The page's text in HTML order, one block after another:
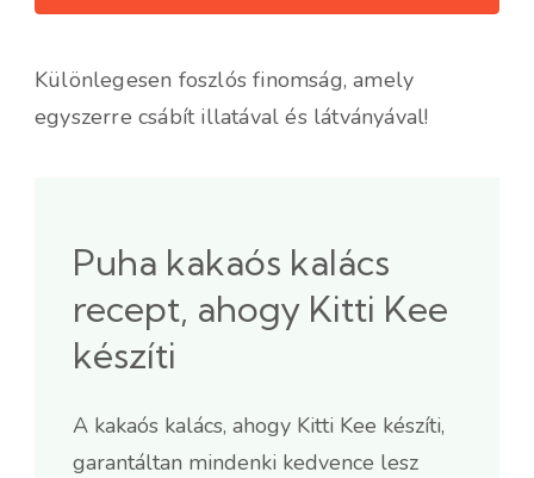
Különlegesen foszlós finomság, amely
egyszerre csábít illatával és látványával!
Puha kakaós kalács
recept, ahogy Kitti Kee
készíti
A kakaós kalács, ahogy Kitti Kee készíti,
garantáltan mindenki kedvence lesz